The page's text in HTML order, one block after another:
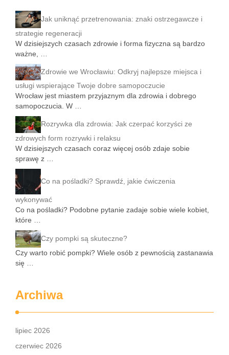
Jak uniknąć przetrenowania: znaki ostrzegawcze i
strategie regeneracji
W dzisiejszych czasach zdrowie i forma fizyczna są bardzo
ważne, …
Zdrowie we Wrocławiu: Odkryj najlepsze miejsca i
usługi wspierające Twoje dobre samopoczucie
Wrocław jest miastem przyjaznym dla zdrowia i dobrego
samopoczucia. W …
Rozrywka dla zdrowia: Jak czerpać korzyści ze
zdrowych form rozrywki i relaksu
W dzisiejszych czasach coraz więcej osób zdaje sobie
sprawę z …
Co na pośladki? Sprawdź, jakie ćwiczenia
wykonywać
Co na pośladki? Podobne pytanie zadaje sobie wiele kobiet,
które …
Czy pompki są skuteczne?
Czy warto robić pompki? Wiele osób z pewnością zastanawia
się …
Archiwa
lipiec 2026
czerwiec 2026